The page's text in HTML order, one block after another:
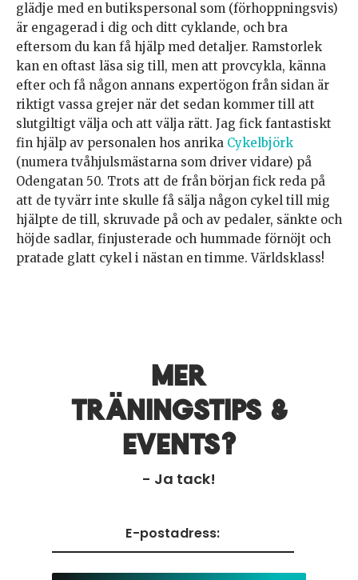
glädje med en butikspersonal som (förhoppningsvis)
är engagerad i dig och ditt cyklande, och bra
eftersom du kan få hjälp med detaljer. Ramstorlek
kan en oftast läsa sig till, men att provcykla, känna
efter och få någon annans expertögon från sidan är
riktigt vassa grejer när det sedan kommer till att
slutgiltigt välja och att välja rätt. Jag fick fantastiskt
fin hjälp av personalen hos anrika Cykelbjörk
(numera tvåhjulsmästarna som driver vidare) på
Odengatan 50. Trots att de från början fick reda på
att de tyvärr inte skulle få sälja någon cykel till mig
hjälpte de till, skruvade på och av pedaler, sänkte och
höjde sadlar, finjusterade och hummade förnöjt och
pratade glatt cykel i nästan en timme. Världsklass!
Mer
träningstips &
events?
- Ja tack!